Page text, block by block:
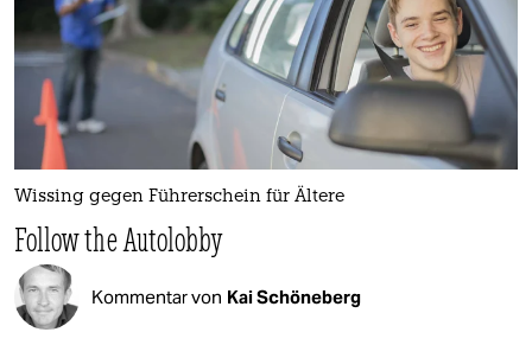
Wissing gegen Führerschein für Ältere
Follow the Autolobby
Kommentar von Kai Schöneberg